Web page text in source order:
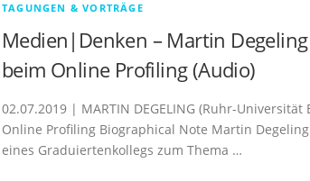
TAGUNGEN & VORTRÄGE
Medien|Denken – Martin
beim Online Profiling (Audio)
02.07.2019 | MARTIN DEGELING (Ruhr-
Online Profiling Biographical Note Martin
eines Graduiertenkollegs zum Thema …